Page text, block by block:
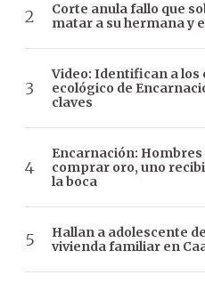
Corte anula fallo que
matar a su hermana y
Video: Identifican a los
ecológico de
claves
Encarnación:
comprar oro, uno
la boca
Hallan a adolescente
vivienda familiar en